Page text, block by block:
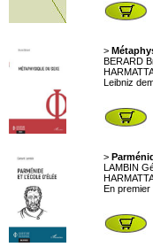
>
BERARD
Leibniz
>
LAMBIN
En premier